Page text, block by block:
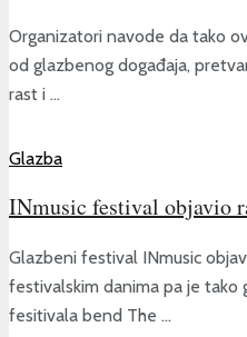
Organizatori navode da tako
od glazbenog događaja,
rast i ...
Glazba
INmusic festival objavio
Glazbeni festival INmusic
festivalskim danima pa je tako
fesitivala bend The ...